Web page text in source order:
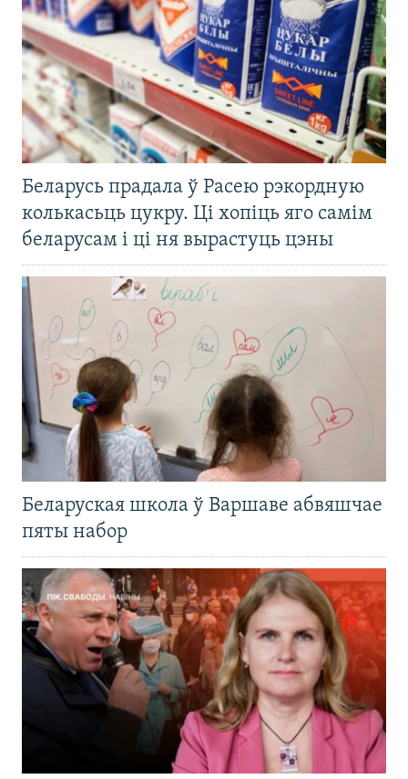
Беларусь прадала ў Расею рэкордную
колькасьць цукру. Ці хопіць яго самім
беларусам і ці ня вырастуць цэны
Беларуская школа ў Варшаве абвяшчае
пяты набор